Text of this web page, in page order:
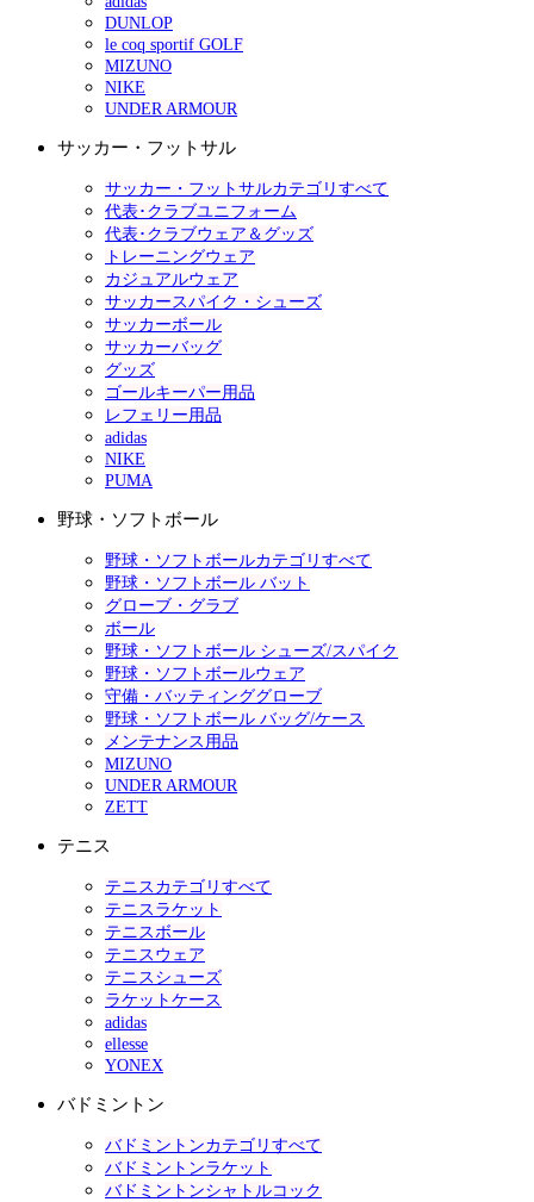
DUNLOP
le coq sportif GOLF
MIZUNO
NIKE
UNDER ARMOUR
サッカー・フットサル
サッカー・フットサルカテゴリすべて
代表･クラブユニフォーム
代表･クラブウェア＆グッズ
トレーニングウェア
カジュアルウェア
サッカースパイク・シューズ
サッカーボール
サッカーバッグ
グッズ
ゴールキーパー用品
レフェリー用品
adidas
NIKE
PUMA
野球・ソフトボール
野球・ソフトボールカテゴリすべて
野球・ソフトボール バット
グローブ・グラブ
ボール
野球・ソフトボール シューズ/スパイク
野球・ソフトボールウェア
守備・バッティンググローブ
野球・ソフトボール バッグ/ケース
メンテナンス用品
MIZUNO
UNDER ARMOUR
ZETT
テニス
テニスカテゴリすべて
テニスラケット
テニスボール
テニスウェア
テニスシューズ
ラケットケース
adidas
ellesse
YONEX
バドミントン
バドミントンカテゴリすべて
バドミントンラケット
バドミントンシャトルコック